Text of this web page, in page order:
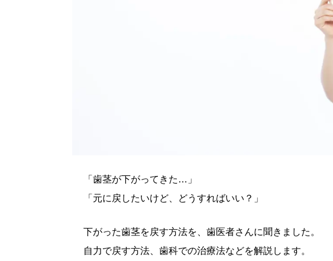
「歯茎が下がってきた…」
「元に戻したいけど、どうすればいい？」
下がった歯茎を戻す方法を、歯医者さんに聞きました。
自力で戻す方法、歯科での治療法などを解説します。